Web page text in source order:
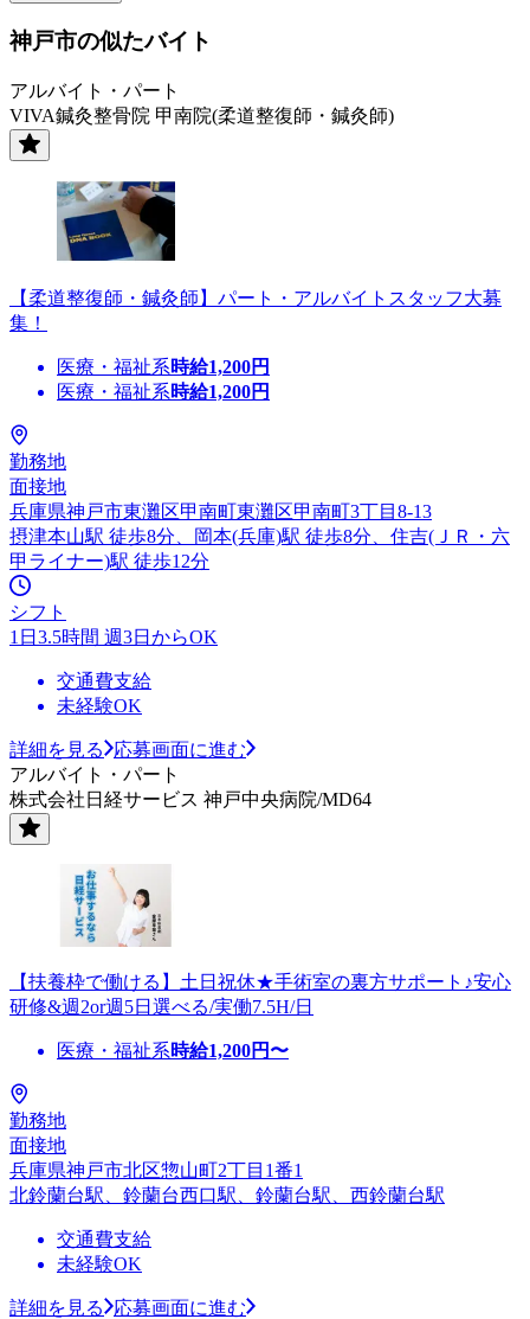
神戸市の似たバイト
アルバイト・パート
VIVA鍼灸整骨院 甲南院(柔道整復師・鍼灸師)
【柔道整復師・鍼灸師】パート・アルバイトスタッフ大募
集！
医療・福祉系時給1,200円
医療・福祉系時給1,200円
勤務地
面接地
兵庫県神戸市東灘区甲南町東灘区甲南町3丁目8-13
摂津本山駅 徒歩8分、岡本(兵庫)駅 徒歩8分、住吉(ＪＲ・六
甲ライナー)駅 徒歩12分
シフト
1日3.5時間 週3日からOK
交通費支給
未経験OK
詳細を見る
応募画面に進む
アルバイト・パート
株式会社日経サービス 神戸中央病院/MD64
【扶養枠で働ける】土日祝休★手術室の裏方サポート♪安心
研修&週2or週5日選べる/実働7.5H/日
医療・福祉系時給1,200円〜
勤務地
面接地
兵庫県神戸市北区惣山町2丁目1番1
北鈴蘭台駅、鈴蘭台西口駅、鈴蘭台駅、西鈴蘭台駅
交通費支給
未経験OK
詳細を見る 応募画面に進む